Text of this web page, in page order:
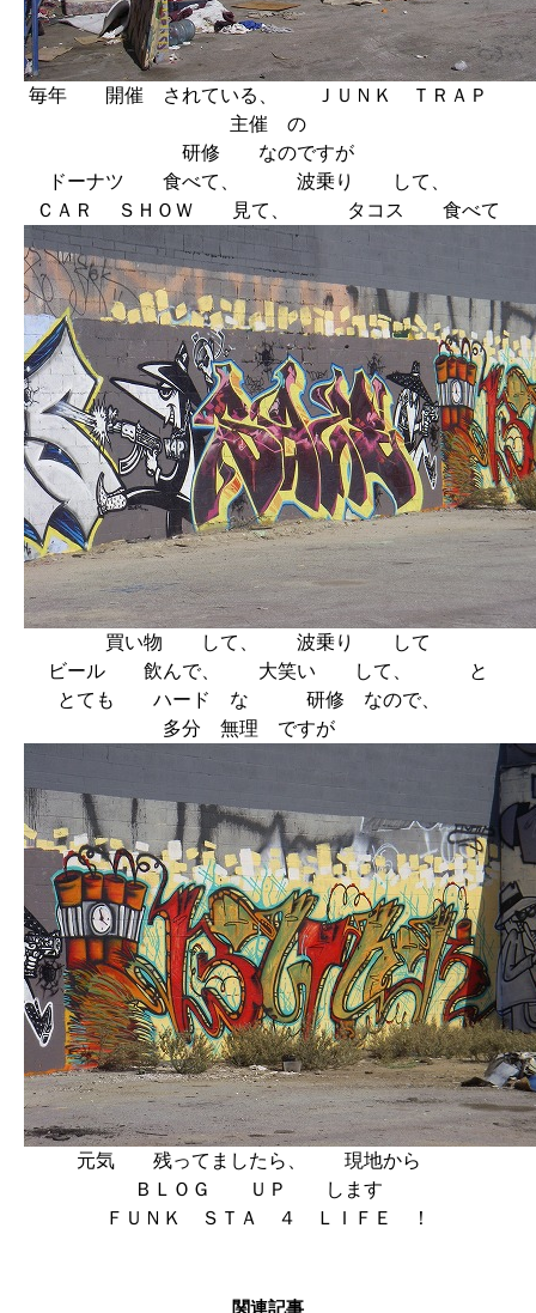
毎年 開催 されている、 ＪＵＮＫ ＴＲＡＰ
主催 の
研修 なのですが
ドーナツ 食べて、 波乗り して、
ＣＡＲ ＳＨＯＷ 見て、 タコス 食べて
買い物 して、 波乗り して
ビール 飲んで、 大笑い して、 と
とても ハード な 研修 なので、
多分 無理 ですが
元気 残ってましたら、 現地から
ＢＬＯＧ ＵＰ します
ＦＵＮＫ ＳＴＡ ４ ＬＩＦＥ ！
関連記事